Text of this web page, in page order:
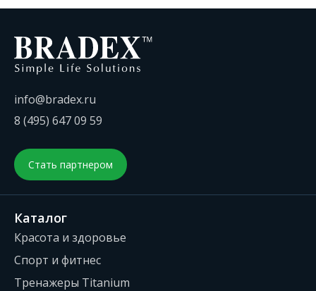
info@bradex.ru
8 (495) 647 09 59
Стать партнером
Каталог
Красота и здоровье
Спорт и фитнес
Тренажеры Titanium